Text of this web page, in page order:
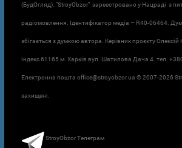
(БудОгляд). "StroyObzor" зареєстровано у Нацраді з
радіомовлення. Ідентифікатор медіа – R40-06464.
збігається з думкою автора. Керівник проєкту
індекс 61165 м. Харків вул. Шатилова Дача 4. тел.
Електронна пошта office@stroyobzor.ua © 2007-2026
захищені.
StroyObzor Телеграм